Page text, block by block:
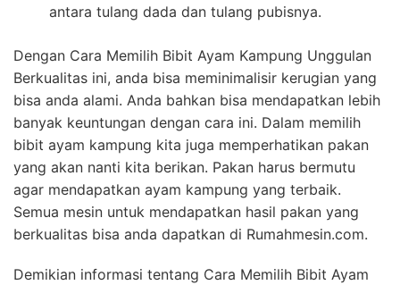
antara tulang dada dan tulang pubisnya.
Dengan Cara Memilih Bibit Ayam Kampung Unggulan
Berkualitas ini, anda bisa meminimalisir kerugian yang
bisa anda alami. Anda bahkan bisa mendapatkan lebih
banyak keuntungan dengan cara ini. Dalam memilih
bibit ayam kampung kita juga memperhatikan pakan
yang akan nanti kita berikan. Pakan harus bermutu
agar mendapatkan ayam kampung yang terbaik.
Semua mesin untuk mendapatkan hasil pakan yang
berkualitas bisa anda dapatkan di Rumahmesin.com.
Demikian informasi tentang Cara Memilih Bibit Ayam